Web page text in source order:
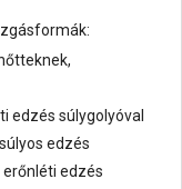
edzés súlygolyóval
edzés
edzés